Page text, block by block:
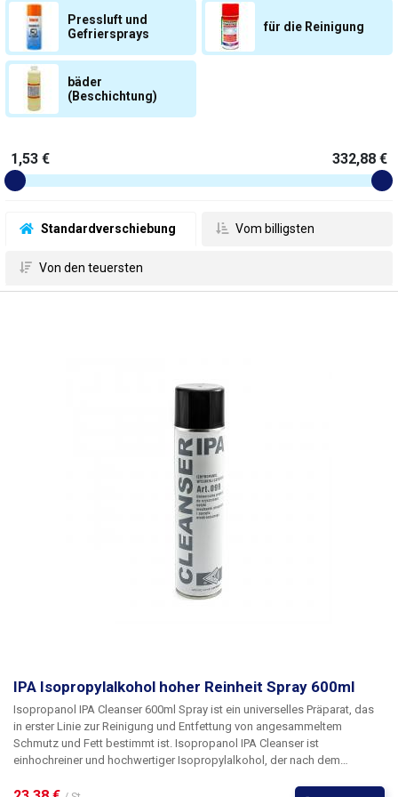
Pressluft und
Gefriersprays
für die Reinigung
bäder
(Beschichtung)
Standardverschiebung Vom billigsten
Von den teuersten
1,53 € 332,88 €
IPA Isopropylalkohol hoher Reinheit Spray 600ml
Isopropanol IPA Cleanser 600ml Spray ist ein universelles Präparat, das
in erster Linie zur Reinigung und Entfettung von angesammeltem
Schmutz und Fett bestimmt ist. Isopropanol IPA Cleanser ist
ein hochreiner und hochwertiger Isopropylalkohol , der nach dem
Metalloberflächen hinterlässt. Es eignet sich daher z. B. zur Reinigung